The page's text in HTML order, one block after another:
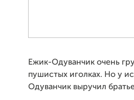
Ежик-Одуванчик очень
пушистых иголках. Но у
Одуванчик выручил